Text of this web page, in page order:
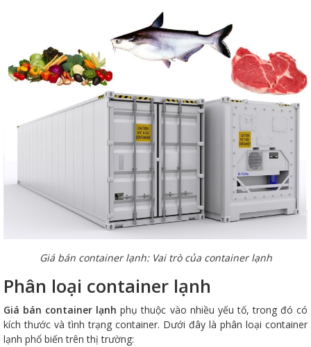
Giá bán container lạnh: Vai trò của container lạnh
Phân loại container lạnh
Giá bán container lạnhphụ thuộc vào nhiều yếu tố, trong đó có
kích thước và tình trạng container. Dưới đây là phân loại container
lạnh phổ biến trên thị trường: